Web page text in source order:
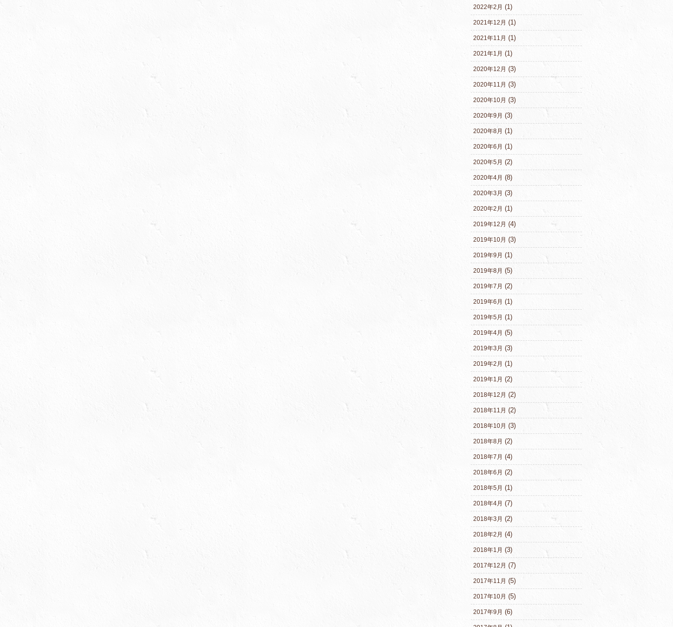
2022年2月 (1)
2021年12月 (1)
2021年11月 (1)
2021年1月 (1)
2020年12月 (3)
2020年11月 (3)
2020年10月 (3)
2020年9月 (3)
2020年8月 (1)
2020年6月 (1)
2020年5月 (2)
2020年4月 (8)
2020年3月 (3)
2020年2月 (1)
2019年12月 (4)
2019年10月 (3)
2019年9月 (1)
2019年8月 (5)
2019年7月 (2)
2019年6月 (1)
2019年5月 (1)
2019年4月 (5)
2019年3月 (3)
2019年2月 (1)
2019年1月 (2)
2018年12月 (2)
2018年11月 (2)
2018年10月 (3)
2018年8月 (2)
2018年7月 (4)
2018年6月 (2)
2018年5月 (1)
2018年4月 (7)
2018年3月 (2)
2018年2月 (4)
2018年1月 (3)
2017年12月 (7)
2017年11月 (5)
2017年10月 (5)
2017年9月 (6)